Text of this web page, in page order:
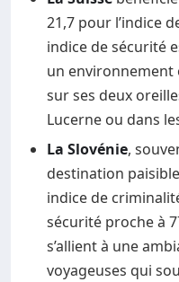
21,7 pour l’indice
indice de sécurité
un environnement
sur ses deux
Lucerne ou dans
La Slovénie,
destination
indice de
sécurité proche à
s’allient à une
voyageuses qui